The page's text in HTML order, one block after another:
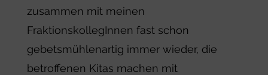
zusammen mit meinen
FraktionskollegInnen fast schon
gebetsmühlenartig immer wieder, die
betroffenen Kitas machen mit